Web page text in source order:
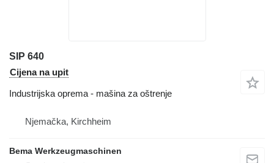
SIP 640
Cijena na upit
Industrijska oprema - mašina za oštrenje
Njemačka, Kirchheim
Bema Werkzeugmaschinen